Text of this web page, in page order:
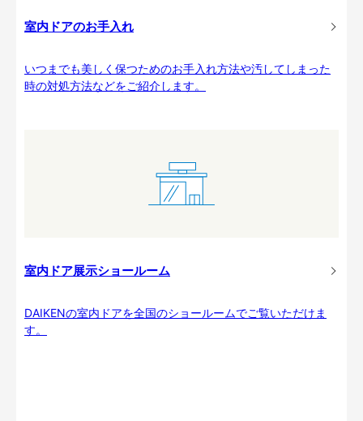
室内ドアのお手入れ
いつまでも美しく保つためのお手入れ方法や汚してしまった
時の対処方法などをご紹介します。
室内ドア展示ショールーム
DAIKENの室内ドアを全国のショールームでご覧いただけま
す。